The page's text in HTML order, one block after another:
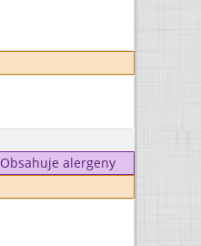
Obsahuje alergeny